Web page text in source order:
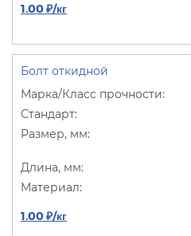
1.00 ₽/кг
Болт откидной
1.00 ₽/кг